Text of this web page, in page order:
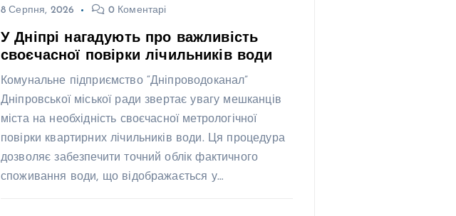
8 Серпня, 2026 0 Коментарі
У Дніпрі нагадують про важливість
своєчасної повірки лічильників води
Комунальне підприємство “Дніпроводоканал”
Дніпровської міської ради звертає увагу мешканців
міста на необхідність своєчасної метрологічної
повірки квартирних лічильників води. Ця процедура
дозволяє забезпечити точний облік фактичного
споживання води, що відображається у…